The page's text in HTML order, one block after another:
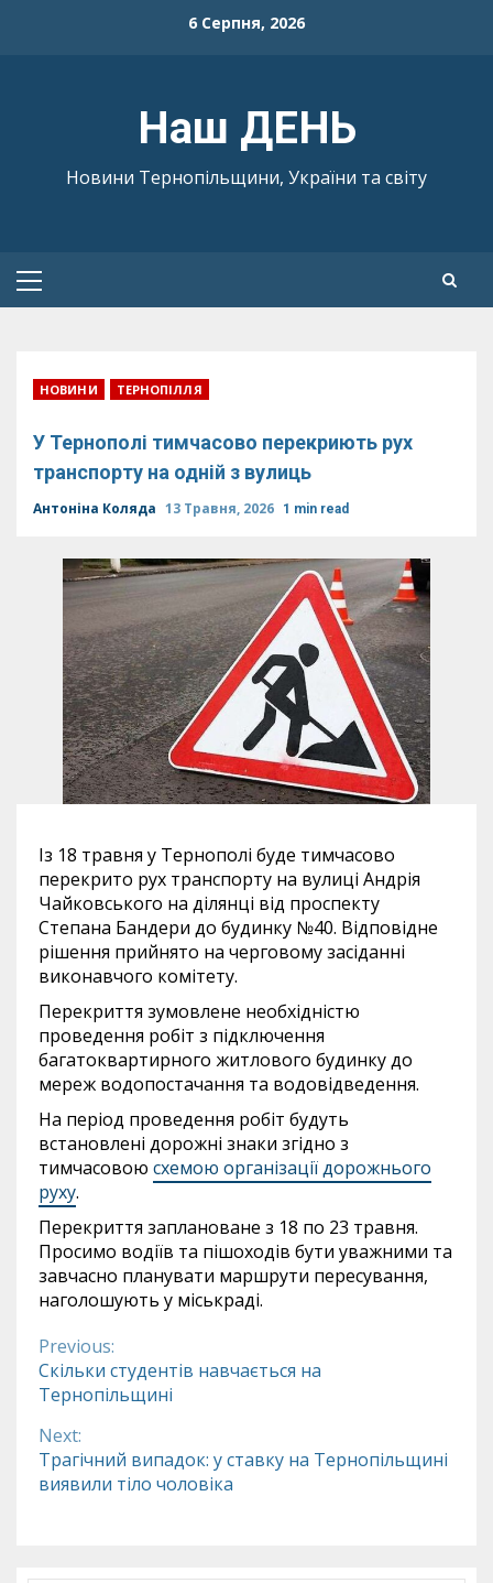
6 Серпня, 2026
Наш ДЕНЬ
Новини Тернопільщини, України та світу
Primary
НОВИНИ ТЕРНОПІЛЛЯ
У Тернополі тимчасово перекриють рух
транспорту на одній з вулиць
Антоніна Коляда 13 Травня, 2026 1 min read
Із 18 травня у Тернополі буде тимчасово
перекрито рух транспорту на вулиці Андрія
Чайковського на ділянці від проспекту
Степана Бандери до будинку №40. Відповідне
рішення прийнято на черговому засіданні
виконавчого комітету.
Перекриття зумовлене необхідністю
проведення робіт з підключення
багатоквартирного житлового будинку до
мереж водопостачання та водовідведення.
На період проведення робіт будуть
встановлені дорожні знаки згідно з
тимчасовою схемою організації дорожнього
руху.
Перекриття заплановане з 18 по 23 травня.
Просимо водіїв та пішоходів бути уважними та
завчасно планувати маршрути пересування,
наголошують у міськраді.
Continue
Reading
Previous:
Скільки студентів навчається на
Тернопільщині
Next:
Трагічний випадок: у ставку на Тернопільщині
виявили тіло чоловіка